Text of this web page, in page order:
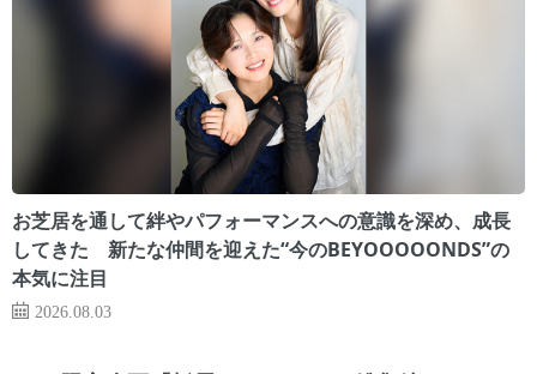
お芝居を通して絆やパフォーマンスへの意識を深め、成長
してきた 新たな仲間を迎えた“今のBEYOOOOONDS”の
本気に注目
2026.08.03